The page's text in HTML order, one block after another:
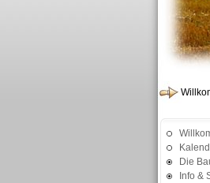
Die
Info &